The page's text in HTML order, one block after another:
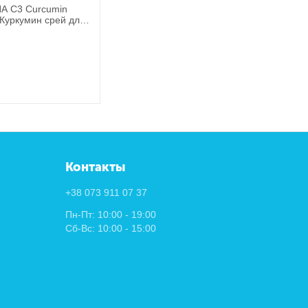
C3 Curcumin
срей для
суставов и мышц
Контакты
+38 073 911 07 37
Пн-Пт: 10:00 - 19:00
Сб-Вс: 10:00 - 15:00